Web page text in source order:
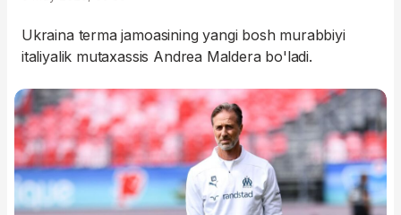
Ukraina terma jamoasining yangi bosh murabbiyi
italiyalik mutaxassis Andrea Maldera bo'ladi.